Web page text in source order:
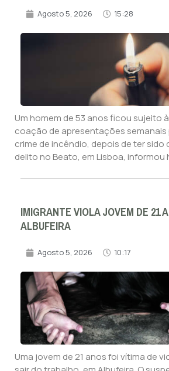
Agosto 5, 2026 15:28
Um homem de 53 anos ficou sujeito
coação de apresentações
crime de incêndio, depois de ter
delito no Beato, em Lisboa, informou
IMIGRANTE VIOLA JOVEM DE 21
ALBUFEIRA
Agosto 5, 2026 10:17
Uma jovem de 21 anos foi vítima de